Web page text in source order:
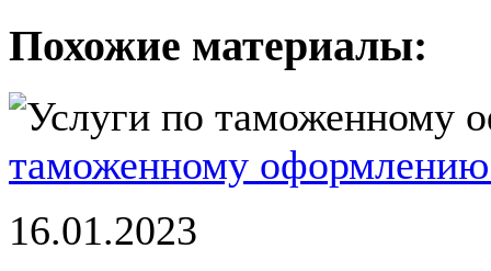
Похожие материалы:
таможенному оформлению
16.01.2023